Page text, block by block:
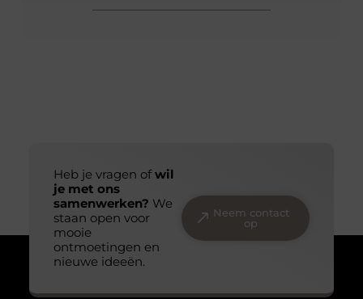
Heb je vragen ofwil
je met ons
samenwerken? We
staan open voor
mooie
ontmoetingen en
nieuwe ideeën.
Neem contact
op